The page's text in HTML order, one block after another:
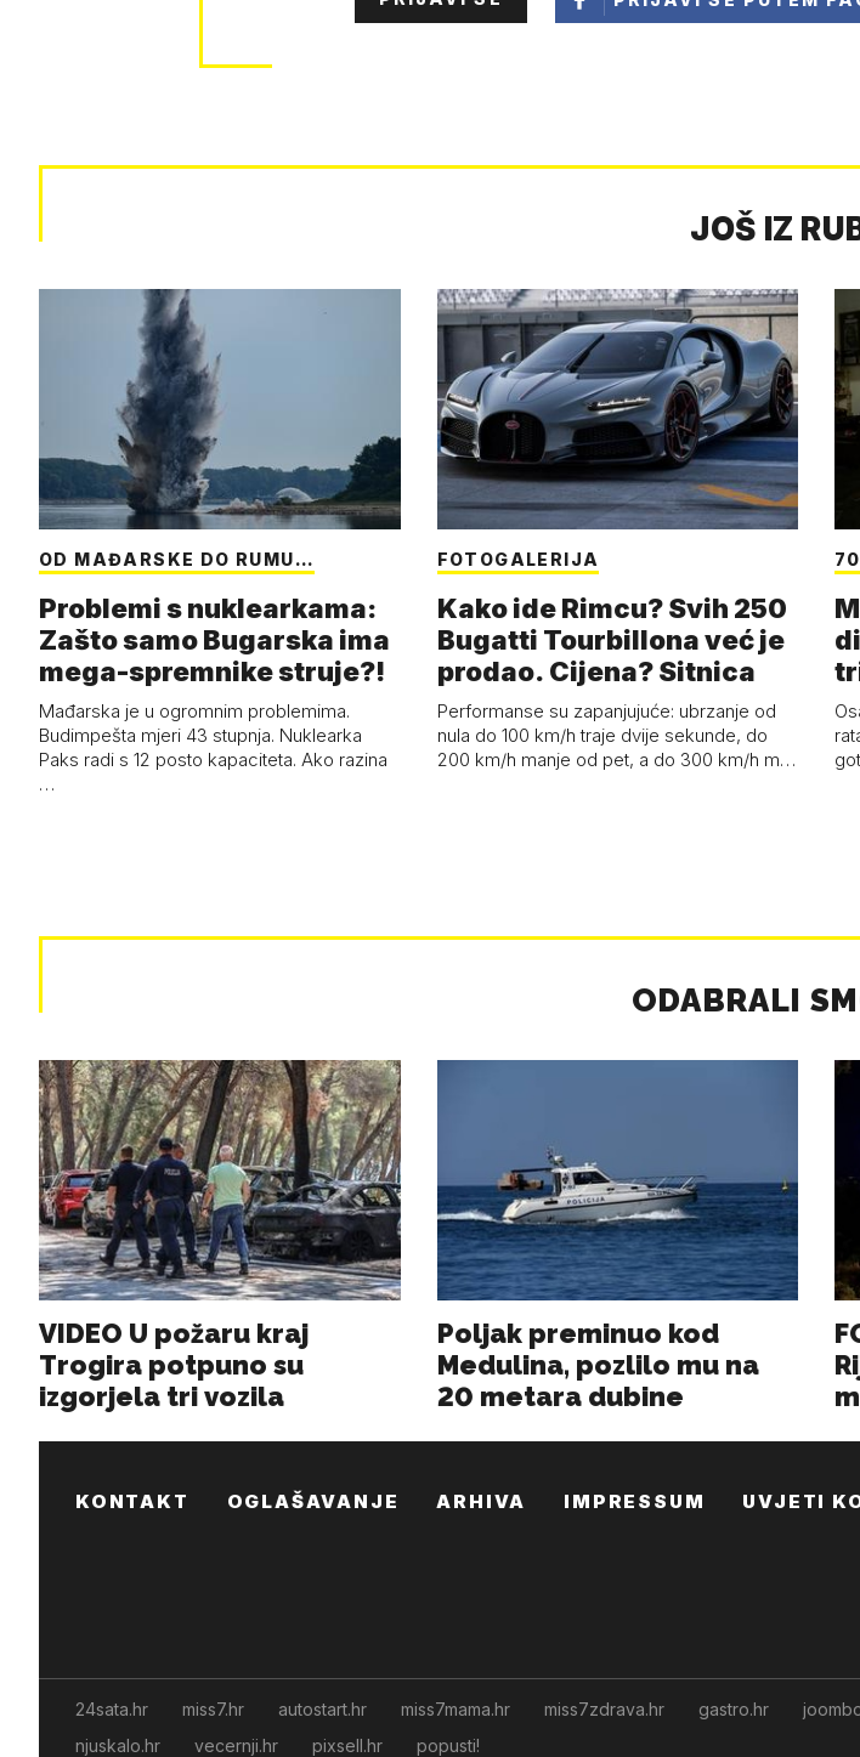
JOŠ IZ
OD MAĐARSKE DO RUMU…
Problemi s nuklearkama:
Zašto samo Bugarska ima
mega-spremnike struje?!
Mađarska je u ogromnim problemima.
Budimpešta mjeri 43 stupnja. Nuklearka
Paks radi s 12 posto kapaciteta. Ako razina
…
FOTOGALERIJA
Kako ide Rimcu? Svih 250
Bugatti Tourbillona već je
prodao. Cijena? Sitnica
Performanse su zapanjujuće: ubrzanje od
nula do 100 km/h traje dvije sekunde, do
200 km/h manje od pet, a do 300 km/h m…
KONTAKT OGLAŠAVANJE ARHIVA IMPRESSUM UVJETI
24sata.hr miss7.hr autostart.hr miss7mama.hr miss7zdrava.hr gastro.hr
njuskalo.hr
vecernji.hr pixsell.hr popusti!